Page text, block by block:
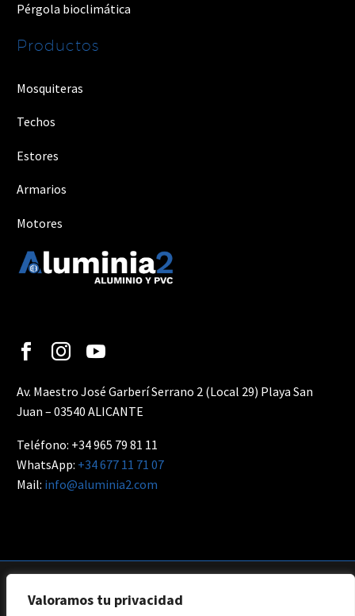
Valoramos tu privacidad
Pérgola bioclimática
Productos
Mosquiteras
Techos
Estores
Armarios
Motores
Av. Maestro José Garberí Serrano 2 (Local 29) Playa San
Juan – 03540 ALICANTE
Teléfono: +34 965 79 81 11
WhatsApp: +34 677 11 71 07
Mail: info@aluminia2.com